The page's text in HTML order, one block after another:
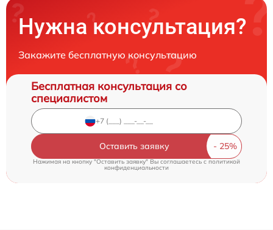
Нужна консультация?
Закажите бесплатную консультацию
Бесплатная консультация со
специалистом
Оставить заявку
Нажимая на кнопку "Оставить заявку" Вы соглашаетесь cполитикой
конфиденциальности